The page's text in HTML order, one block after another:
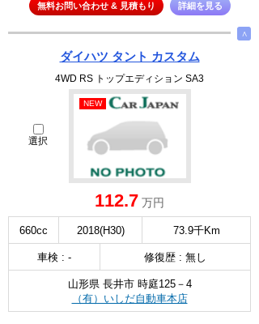
無料お問い合わせ & 見積もり 詳細を見る
∧
ダイハツ タント カスタム
4WD RS トップエディション SA3
選択
NEW
112.7 万円
660cc 2018(H30) 73.9千Km
車検 : - 修復歴 : 無し
山形県 長井市 時庭125－4
（有）いしだ自動車本店